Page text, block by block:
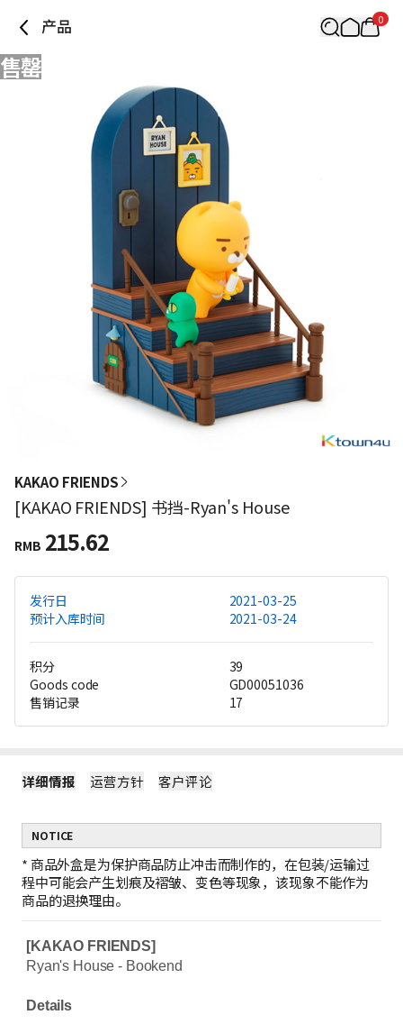
产品 0
售罄
KAKAO FRIENDS
[KAKAO FRIENDS] 书挡-Ryan's House
RMB 215.62
发行日
2021-03-25
预计入库时间
2021-03-24
积分
39
Goods code
GD00051036
售销记录
17
详细情报 运营方针 客户评论
NOTICE
* 商品外盒是为保护商品防止冲击而制作的，在包装/运输过
程中可能会产生划痕及褶皱、变色等现象，该现象不能作为
商品的退换理由。
[KAKAO FRIENDS]
Ryan's House - Bookend
Details